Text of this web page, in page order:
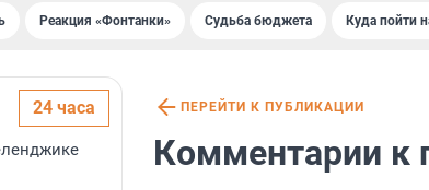
Реакция «Фонтанки» Судьба бюджета Куда пойти
24 часа ПЕРЕЙТИ К ПУБЛИКАЦИИ
Комментарии к